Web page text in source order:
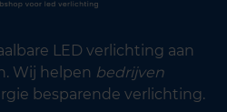
LED verlichting aan
Wij helpen bedrijven
besparende verlichting.